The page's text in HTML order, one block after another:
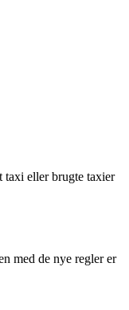
taxi eller brugte taxier
med de nye regler er